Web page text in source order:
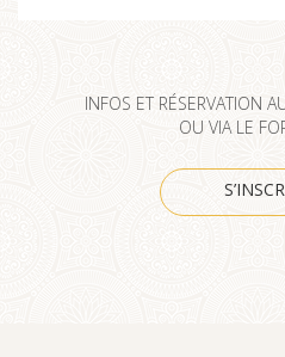
INFOS ET RÉSERVATION
OU VIA LE